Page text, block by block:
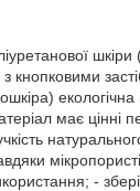
шкіри
кнопковими
екологічна
має цінні
-